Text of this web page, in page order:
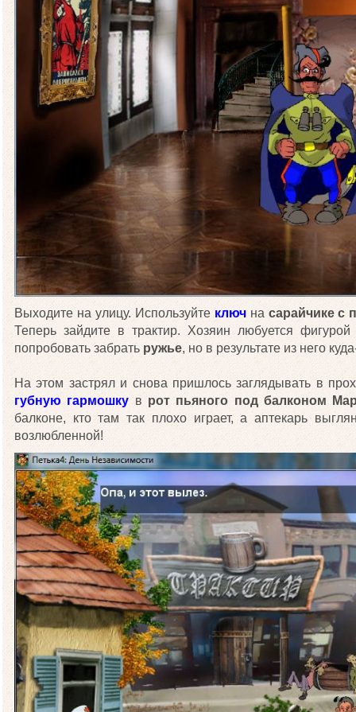
Выходите на улицу. Используйте ключна сарайчике с
Теперь зайдите в трактир. Хозяин любуется
попробовать забрать ружье, но в результате из него
На этом застрял и снова пришлось заглядывать в
губную гармошку в рот пьяного под балконом
балконе, кто там так плохо играет, а аптекарь
возлюбленной!